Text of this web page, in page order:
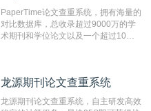
PaperTime论文查重系统，拥有海量的
对比数据库，总收录超过9000万的学
术期刊和学位论文以及一个超过10亿
对，利用指纹索引快速而精准地在云检
有相似的片段，该项技术检测速度快、
龙源期刊论文查重系统
龙源期刊论文查重系统，自主研发高效